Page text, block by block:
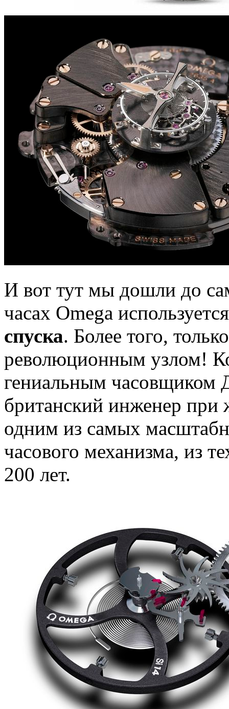
И вот тут мы дошли до
часах Omega
спуска. Более того,
революционным узлом!
гениальным
британский инженер при
одним из самых
часового механизма, из
200 лет.